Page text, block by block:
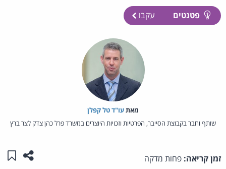
פטנטים עקבו
מאת‏עו"ד טל קפלן
שותף וחבר בקבוצת הסייבר, הפרטיות וזכויות היוצרים במשרד פרל כהן צדק לצר ברץ
זמן קריאה: פחות מדקה שתפו